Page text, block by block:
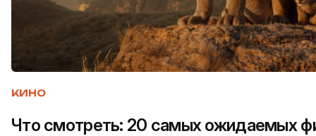
КИНО
Что смотреть: 20 самых ожидаемых